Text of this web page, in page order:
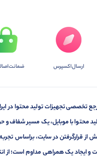
ارسال‌اکسپرس
تخصصی تجهیزات تولید محتوا در
محتوا با موبایل، یک مسیر شفاف و
از قرارگرفتن در سایت، براساس
و ایجاد یک همراهی مداوم است؛ از